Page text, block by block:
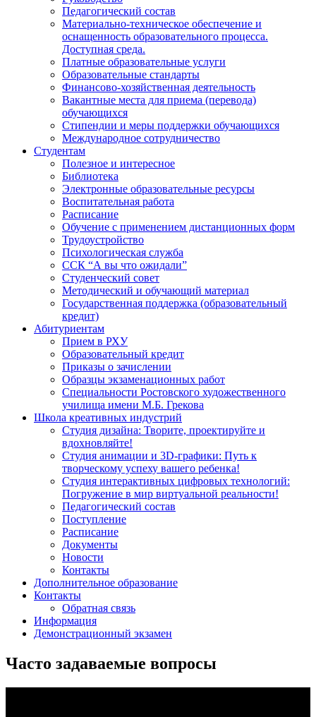
Педагогический состав
Материально-техническое обеспечение и
оснащенность образовательного процесса.
Доступная среда.
Платные образовательные услуги
Образовательные стандарты
Финансово-хозяйственная деятельность
Вакантные места для приема (перевода)
обучающихся
Стипендии и меры поддержки обучающихся
Международное сотрудничество
Студентам
Полезное и интересное
Библиотека
Электронные образовательные ресурсы
Воспитательная работа
Расписание
Обучение с применением дистанционных форм
Трудоустройство
Психологическая служба
ССК “А вы что ожидали”
Студенческий совет
Методический и обучающий материал
Государственная поддержка (образовательный
кредит)
Абитуриентам
Прием в РХУ
Образовательный кредит
Приказы о зачислении
Образцы экзаменационных работ
Специальности Ростовского художественного
училища имени М.Б. Грекова
Школа креативных индустрий
Студия дизайна: Творите, проектируйте и
вдохновляйте!
Студия анимации и 3D-графики: Путь к
творческому успеху вашего ребенка!
Студия интерактивных цифровых технологий:
Погружение в мир виртуальной реальности!
Педагогический состав
Поступление
Расписание
Документы
Новости
Контакты
Дополнительное образование
Контакты
Обратная связь
Информация
Демонстрационный экзамен
Часто задаваемые вопросы